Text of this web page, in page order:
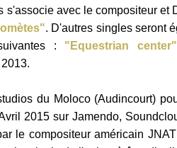
s'associe avec le compositeur et
. D'autres singles seront
:
"Equestrian center"
du Moloco (Audincourt)
2015 sur Jamendo,
le compositeur américain